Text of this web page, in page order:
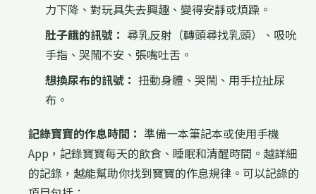
力下降、對玩具失去興趣、變得安靜或煩躁。
肚子餓的訊號： 尋乳反射（轉頭尋找乳頭）、吸吮
手指、哭鬧不安、張嘴吐舌。
想換尿布的訊號： 扭動身體、哭鬧、用手拉扯尿
布。
記錄寶寶的作息時間： 準備一本筆記本或使用手機
App，記錄寶寶每天的飲食、睡眠和清醒時間。越詳細
的記錄，越能幫助你找到寶寶的作息規律。可以記錄的